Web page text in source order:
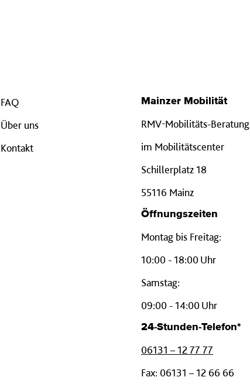
FAQ
Über uns
Kontakt
Mainzer Mobilität
RMV-Mobilitäts-Beratung
im Mobilitätscenter
Schillerplatz 18
55116 Mainz
Öffnungszeiten
Montag bis Freitag:
10:00 - 18:00 Uhr
Samstag:
09:00 - 14:00 Uhr
24-Stunden-Telefon*
06131 – 12 77 77
Fax: 06131 – 12 66 66